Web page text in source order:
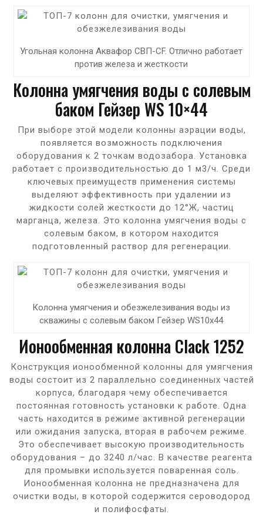
Угольная колонна Аквафор СВП-CF. Отлично работает
против железа и жесткости
Колонна умягчения воды с солевым
баком Гейзер WS 10×44
При выборе этой модели колонны аэрации воды,
появляется возможность подключения
оборудования к 2 точкам водозабора. Установка
работает с производительностью до 1 м3/ч. Среди
ключевых преимуществ применения системы
выделяют эффективность при удалении из
жидкости солей жесткости до 12°Ж, частиц
марганца, железа. Это колонна умягчения воды с
солевым баком, в котором находится
подготовленный раствор для регенерации.
Колонна умягчения и обезжелезивания воды из
скважины с солевым баком Гейзер WS10x44
Ионообменная колонна Clack 1252
Конструкция ионообменной колонны для умягчения
воды состоит из 2 параллельно соединенных частей
корпуса, благодаря чему обеспечивается
постоянная готовность установки к работе. Одна
часть находится в режиме активной регенерации
или ожидания запуска, вторая в рабочем режиме.
Это обеспечивает высокую производительность
оборудования – до 3240 л/час. В качестве реагента
для промывки используется поваренная соль.
Ионообменная колонна не предназначена для
очистки воды, в которой содержится сероводород
и полифосфаты.